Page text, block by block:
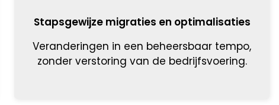
Stapsgewijze migraties en optimalisaties
Veranderingen in een beheersbaar tempo,
zonder verstoring van de bedrijfsvoering.